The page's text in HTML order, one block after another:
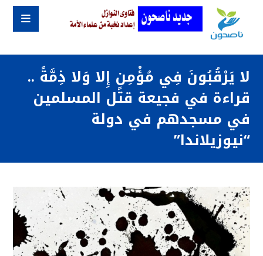
لا يَرْقُبُونَ فِي مُؤْمِنٍ إِلا وَلا ذِمَّةً ..
قراءة في فجيعة قتل المسلمين
في مسجدهم في دولة
“نيوزيلاندا”